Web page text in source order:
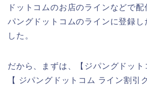
ドットコムのお店のラインなどで
パングドットコムのラインに登録し
した。
だから、まずは、【ジパングドット
【 ジパングドットコム ライン割引